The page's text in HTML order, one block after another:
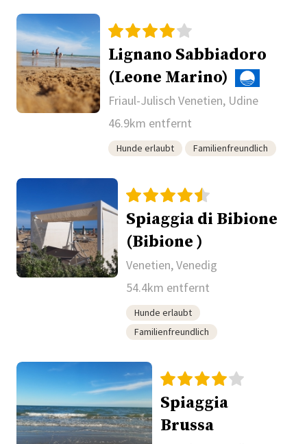
Lignano Sabbiadoro
(Leone Marino)
Friaul-Julisch Venetien, Udine
46.9km entfernt
Hunde erlaubt Familienfreundlich
Spiaggia di Bibione
(Bibione )
Venetien, Venedig
54.4km entfernt
Hunde erlaubt
Familienfreundlich
Spiaggia
Brussa